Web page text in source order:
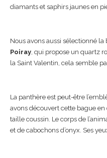
diamants et saphirs jaunes en
Nous avons aussi sélectionné
Poiray , qui propose un quartz
la Saint Valentin, cela semble
La panthère est peut-être
avons découvert cette bague
taille coussin. Le corps de
et de cabochons d’onyx. Ses